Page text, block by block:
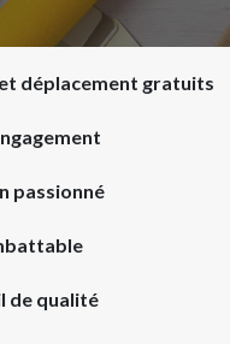
déplacement gratuits
passionné
de qualité